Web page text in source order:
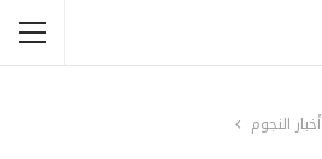
أخبار النجوم